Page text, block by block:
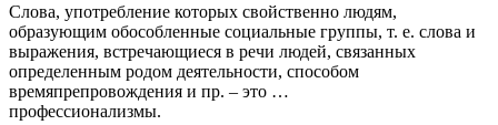
Слова, употребление которых свойственно людям,
образующим обособленные социальные группы, т. е. слова и
выражения, встречающиеся в речи людей, связанных
определенным родом деятельности, способом
времяпрепровождения и пр. – это …
профессионализмы.